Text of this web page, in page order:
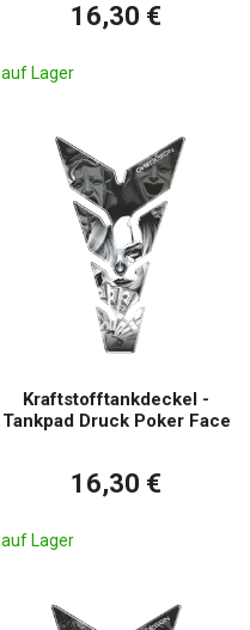
16,30 €
auf Lager
Kraftstofftankdeckel -
Tankpad Druck Poker Face
16,30 €
auf Lager